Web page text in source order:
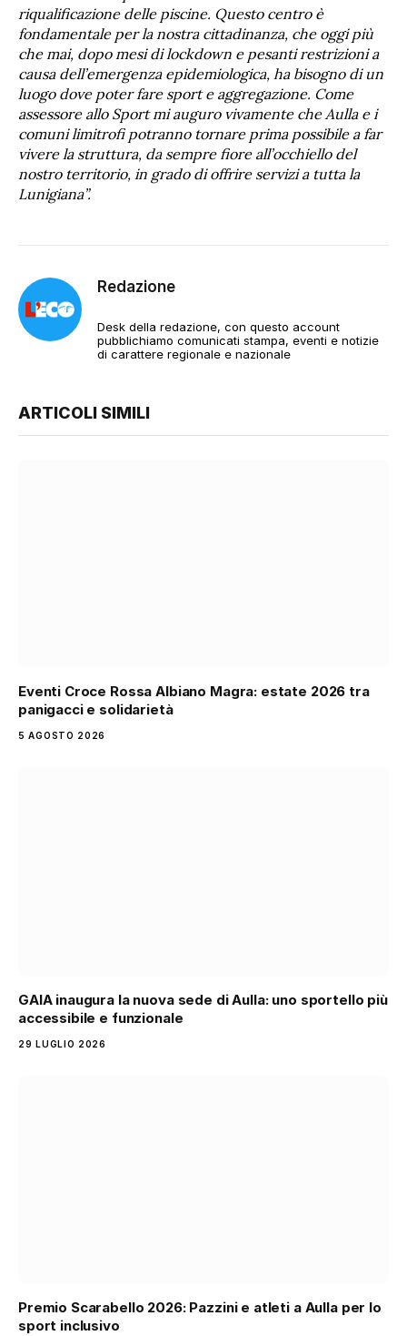
riqualificazione delle piscine. Questo centro è
fondamentale per la nostra cittadinanza, che oggi più
che mai, dopo mesi di lockdown e pesanti restrizioni a
causa dell’emergenza epidemiologica, ha bisogno di un
luogo dove poter fare sport e aggregazione. Come
assessore allo Sport mi auguro vivamente che Aulla e i
comuni limitrofi potranno tornare prima possibile a far
vivere la struttura, da sempre fiore all’occhiello del
nostro territorio, in grado di offrire servizi a tutta la
Lunigiana”.
Redazione
Desk della redazione, con questo account
pubblichiamo comunicati stampa, eventi e notizie
di carattere regionale e nazionale
ARTICOLI SIMILI
Eventi Croce Rossa Albiano Magra: estate 2026 tra
panigacci e solidarietà
5 AGOSTO 2026
GAIA inaugura la nuova sede di Aulla: uno sportello più
accessibile e funzionale
29 LUGLIO 2026
Premio Scarabello 2026: Pazzini e atleti a Aulla per lo
sport inclusivo